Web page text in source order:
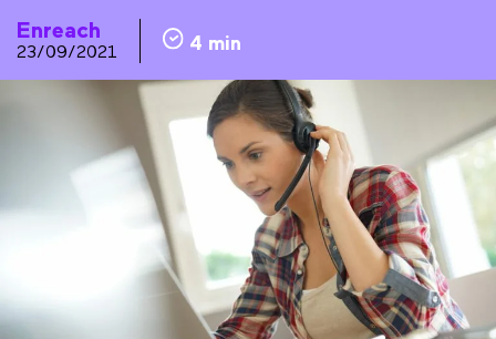
Enreach
23/09/2021 4 min